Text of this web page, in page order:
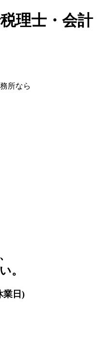
理士・会計
所なら
。
業日)